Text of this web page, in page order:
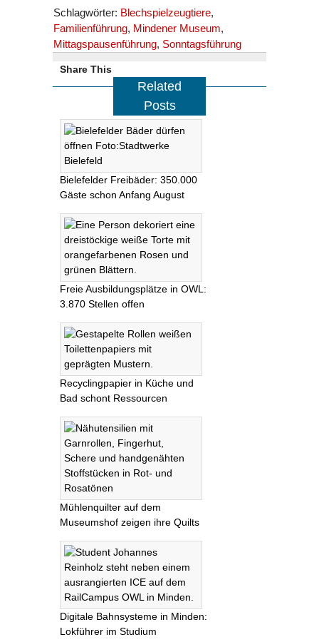
Schlagwörter: Blechspielzeugtiere,
Familienführung, Mindener Museum,
Mittagspausenführung, Sonntagsführung
Share This
Related
Posts
Bielefelder Freibäder: 350.000
Gäste schon Anfang August
Freie Ausbildungsplätze in OWL:
3.870 Stellen offen
Recyclingpapier in Küche und
Bad schont Ressourcen
Mühlenquilter auf dem
Museumshof zeigen ihre Quilts
Digitale Bahnsysteme in Minden:
Lokführer im Studium